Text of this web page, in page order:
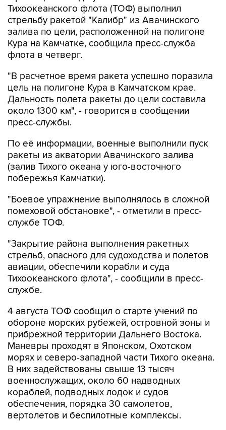
Тихоокеанского флота (ТОФ) выполнил
стрельбу ракетой "Калибр" из Авачинского
залива по цели, расположенной на полигоне
Кура на Камчатке, сообщила пресс-служба
флота в четверг.
"В расчетное время ракета успешно поразила
цель на полигоне Кура в Камчатском крае.
Дальность полета ракеты до цели составила
около 1300 км", - говорится в сообщении
пресс-службы.
По её информации, военные выполнили пуск
ракеты из акватории Авачинского залива
(залив Тихого океана у юго-восточного
побережья Камчатки).
"Боевое упражнение выполнялось в сложной
помеховой обстановке", - отметили в пресс-
службе ТОФ.
"Закрытие района выполнения ракетных
стрельб, опасного для судоходства и полетов
авиации, обеспечили корабли и суда
Тихоокеанского флота", - сообщили в пресс-
службе.
4 августа ТОФ сообщил о старте учений по
обороне морских рубежей, островной зоны и
прибрежной территории Дальнего Востока.
Маневры проходят в Японском, Охотском
морях и северо-западной части Тихого океана.
В них задействованы свыше 13 тысяч
военнослужащих, около 60 надводных
кораблей, подводных лодок и судов
обеспечения, порядка 30 самолетов,
вертолетов и беспилотные комплексы.